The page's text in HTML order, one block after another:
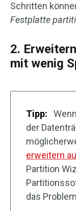
Schritten
Festplatte
2.
mit wenig
Tipp:
der
erweitern
Partition
das